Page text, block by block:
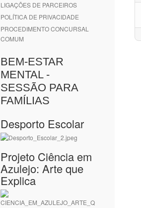
LIGAÇÕES DE PARCEIROS
POLÍTICA DE PRIVACIDADE
PROCEDIMENTO CONCURSAL
COMUM
BEM-ESTAR
MENTAL -
SESSÃO PARA
FAMÍLIAS
Desporto Escolar
Projeto Ciência em
Azulejo: Arte que
Explica